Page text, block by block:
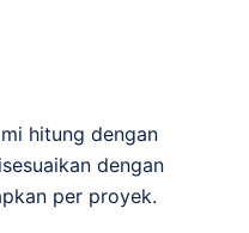
hitung dengan
dengan
per proyek.